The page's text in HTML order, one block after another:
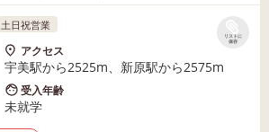
リストに
保存
土日祝営業
アクセス
宇美駅から2525m、新原駅から2575m
受入年齢
未就学